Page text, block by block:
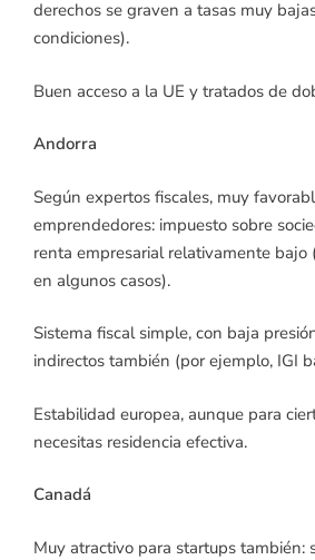
derechos se graven a tasas muy
condiciones).
Buen acceso a la UE y tratados de
Andorra
Según expertos fiscales, muy
emprendedores: impuesto sobre
renta empresarial relativamente bajo
en algunos casos).
Sistema fiscal simple, con baja
indirectos también (por ejemplo, IGI
Estabilidad europea, aunque para
necesitas residencia efectiva.
Canadá
Muy atractivo para startups también: